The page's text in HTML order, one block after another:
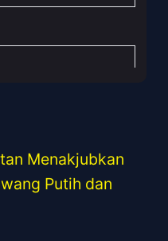
Menakjubkan
Putih dan